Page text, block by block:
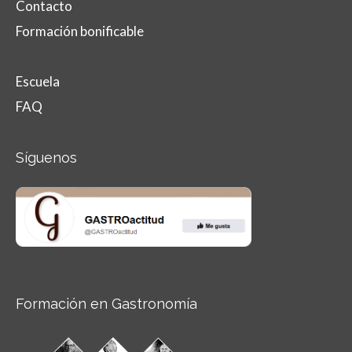
Contacto
Formación bonificable
Escuela
FAQ
Síguenos
Formación en Gastronomía